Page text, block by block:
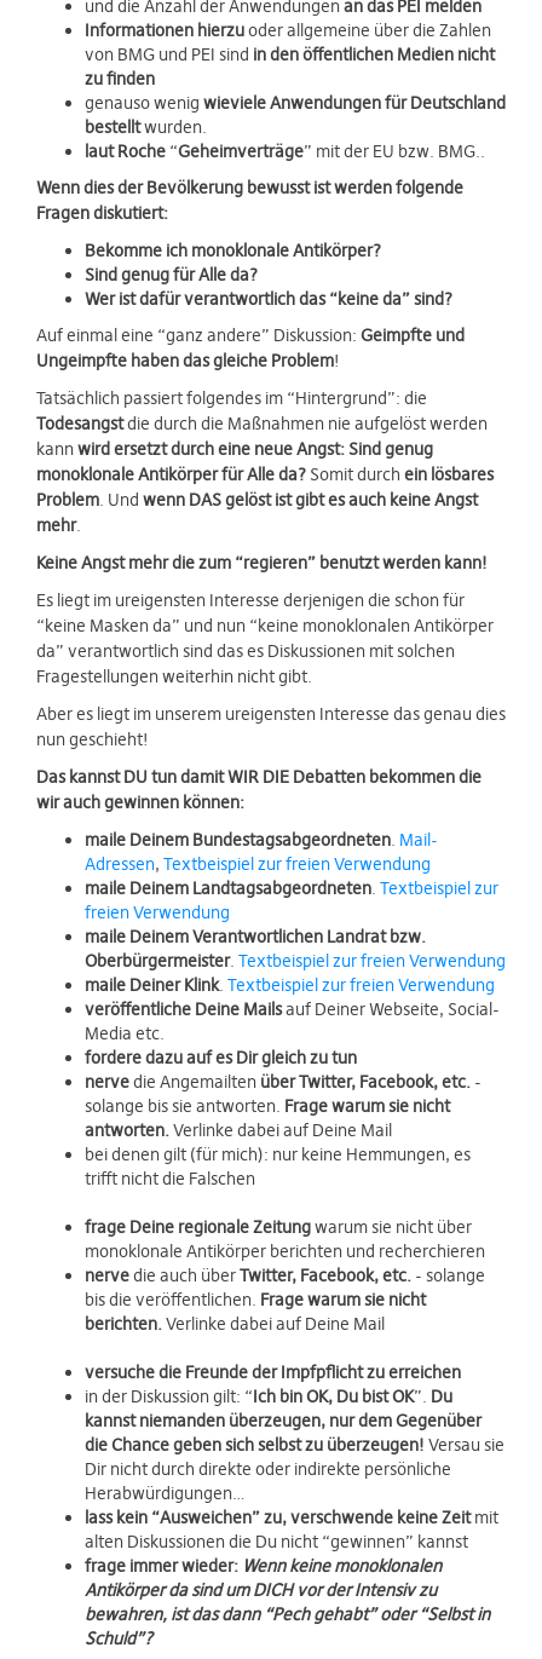
und die Anzahl der Anwendungen an das PEI melden
Informationen hierzuoder allgemeine über die Zahlen
von BMG und PEI sind in den öffentlichen Medien nicht
zu finden
genauso wenig wieviele Anwendungen für Deutschland
bestelltwurden.
laut Roche “Geheimverträge” mit der EU bzw. BMG..
Wenn dies der Bevölkerung bewusst ist werden folgende
Fragen diskutiert:
Bekomme ich monoklonale Antikörper?
Sind genug für Alle da?
Wer ist dafür verantwortlich das “keine da” sind?
Auf einmal eine “ganz andere” Diskussion: Geimpfte und
Ungeimpfte haben das gleiche Problem!
Tatsächlich passiert folgendes im “Hintergrund”: die
Todesangstdie durch die Maßnahmen nie aufgelöst werden
kann wird ersetzt durch eine neue Angst: Sind genug
monoklonale Antikörper für Alle da? Somit durch ein lösbares
Problem. Und wenn DAS gelöst ist gibt es auch keine Angst
mehr.
Keine Angst mehr die zum “regieren” benutzt werden kann!
Es liegt im ureigensten Interesse derjenigen die schon für
“keine Masken da” und nun “keine monoklonalen Antikörper
da” verantwortlich sind das es Diskussionen mit solchen
Fragestellungen weiterhin nicht gibt.
Aber es liegt im unserem ureigensten Interesse das genau dies
nun geschieht!
Das kannst DU tun damit WIR DIE Debatten bekommen die
wir auch gewinnen können:
maile Deinem Bundestagsabgeordneten. Mail-
Adressen, Textbeispiel zur freien Verwendung
maile Deinem Landtagsabgeordneten. Textbeispiel zur
freien Verwendung
maile Deinem Verantwortlichen Landrat bzw.
Oberbürgermeister. Textbeispiel zur freien Verwendung
maile Deiner Klink. Textbeispiel zur freien Verwendung
veröffentliche Deine Mailsauf Deiner Webseite, Social-
Media etc.
fordere dazu auf es Dir gleich zu tun
nervedie Angemailten über Twitter, Facebook, etc. -
solange bis sie antworten. Frage warum sie nicht
antworten.Verlinke dabei auf Deine Mail
bei denen gilt (für mich): nur keine Hemmungen, es
trifft nicht die Falschen
frage Deine regionale Zeitungwarum sie nicht über
monoklonale Antikörper berichten und recherchieren
nervedie auch überTwitter, Facebook, etc. - solange
bis die veröffentlichen. Frage warum sie nicht
berichten.Verlinke dabei auf Deine Mail
versuche die Freunde der Impfpflicht zu erreichen
in der Diskussion gilt: “Ich bin OK, Du bist OK”. Du
kannst niemanden überzeugen, nur dem Gegenüber
die Chance geben sich selbst zu überzeugen! Versau sie
Dir nicht durch direkte oder indirekte persönliche
Herabwürdigungen…
lass kein “Ausweichen” zu, verschwende keine Zeitmit
alten Diskussionen die Du nicht “gewinnen” kannst
frage immer wieder: Wenn keine monoklonalen
Antikörper da sind um DICH vor der Intensiv zu
bewahren, ist das dann “Pech gehabt” oder “Selbst in
Schuld”?